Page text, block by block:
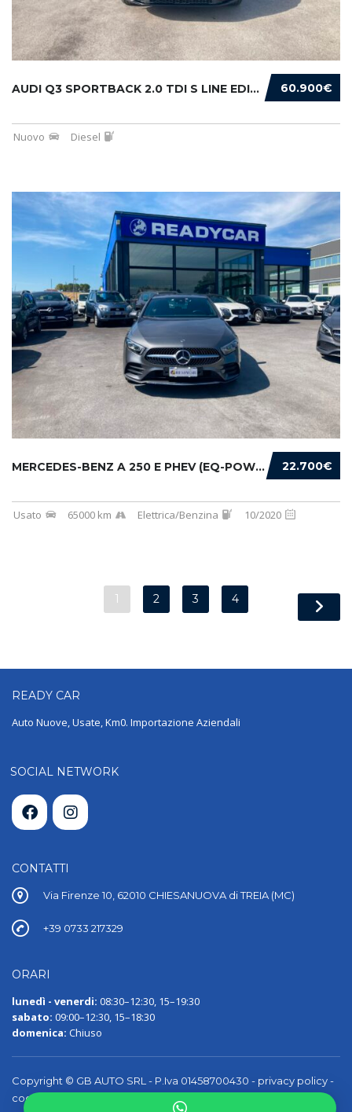
60.900€
AUDI Q3 SPORTBACK 2.0 TDI S LINE EDITION 150...
Nuovo Diesel
22.700€
MERCEDES-BENZ A 250 E PHEV (EQ-POWER) PREMIU...
Usato 65000 km Elettrica/Benzina 10/2020
1 2 3 4
READY CAR
Auto Nuove, Usate, Km0. Importazione Aziendali
SOCIAL NETWORK
CONTATTI
Via Firenze 10, 62010 CHIESANUOVA di TREIA (MC)
+39 0733 217329
ORARI
lunedì - venerdi: 08:30–12:30, 15–19:30
sabato: 09:00–12:30, 15–18:30
domenica: Chiuso
Copyright © GB AUTO SRL - P.Iva 01458700430 - privacy policy-
cookie policy